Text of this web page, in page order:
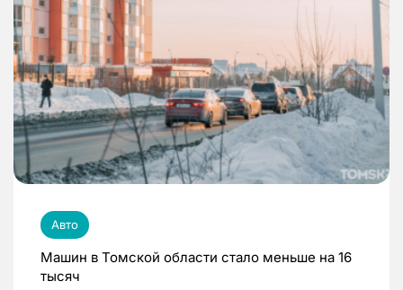
Авто
Машин в Томской области стало меньше на 16
тысяч